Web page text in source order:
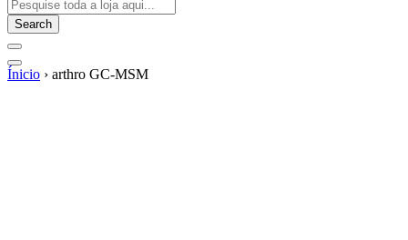
Search
Ínicio › arthro GC-MSM